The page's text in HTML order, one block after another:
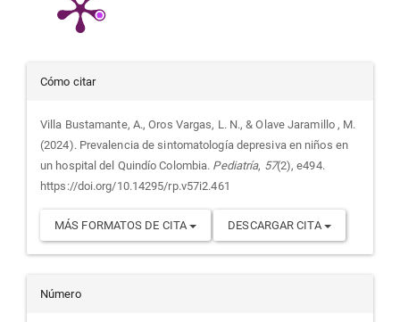
Detalles
del
artículo
Cómo citar
Villa Bustamante, A., Oros Vargas, L. N., & Olave Jaramillo , M.
(2024). Prevalencia de sintomatología depresiva en niños en
un hospital del Quindío Colombia. Pediatría, 57(2), e494.
https://doi.org/10.14295/rp.v57i2.461
MÁS FORMATOS DE CITA DESCARGAR CITA
Número